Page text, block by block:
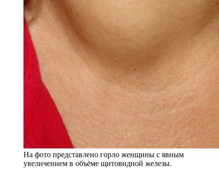
На фото представлено горло женщины с явным
увеличением в объёме щитовидной железы.